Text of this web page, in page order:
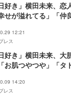
好き」横田未来、
せが溢れてる」「仲
12:21
レス
好き」横田未来、
お肌つやつや」「タ
14:20
レス